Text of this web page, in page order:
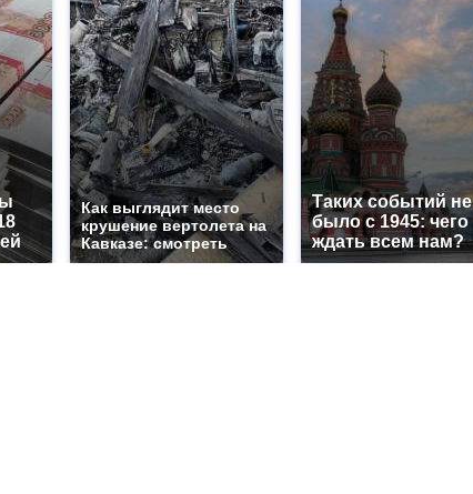
Как выглядит место
крушение вертолета на
Кавказе: смотреть
Таких событий не
было с 1945: чего
ждать всем нам?